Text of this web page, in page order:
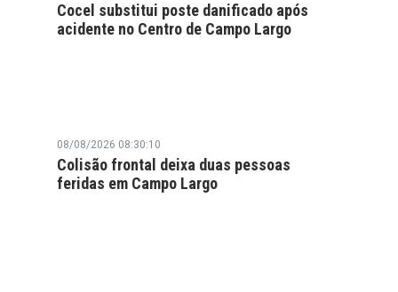
Cocel substitui poste danificado após
acidente no Centro de Campo Largo
08/08/2026 08:30:10
Colisão frontal deixa duas pessoas
feridas em Campo Largo